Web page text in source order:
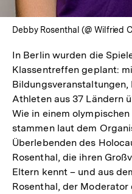
Debby Rosenthal (@ Wilfried
In Berlin wurden die
Klassentreffen geplant:
Bildungsveranstaltungen,
Athleten aus 37 Ländern
Wie in einem
stammen laut dem
Überlebenden des
Rosenthal, die ihren
Eltern kennt – und aus
Rosenthal, der